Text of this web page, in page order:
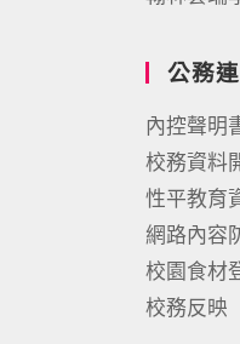
公務
內控聲明
校務資料
性平教育
網路內容
校園食材
校務反映